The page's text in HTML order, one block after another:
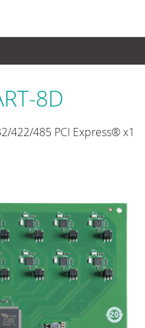
8D
422/485 PCI Express® x1